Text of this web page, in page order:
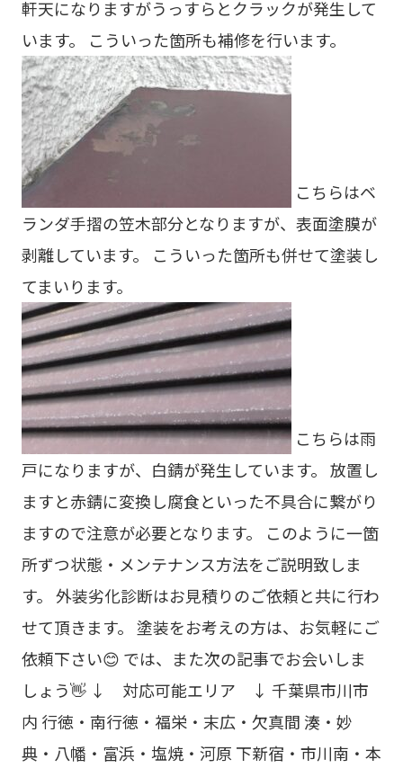
軒天になりますがうっすらとクラックが発生して
います。 こういった箇所も補修を行います。
こちらはベ
ランダ手摺の笠木部分となりますが、表面塗膜が
剥離しています。 こういった箇所も併せて塗装し
てまいります。
こちらは雨
戸になりますが、白錆が発生しています。 放置し
ますと赤錆に変換し腐食といった不具合に繋がり
ますので注意が必要となります。 このように一箇
所ずつ状態・メンテナンス方法をご説明致しま
す。 外装劣化診断はお見積りのご依頼と共に行わ
せて頂きます。 塗装をお考えの方は、お気軽にご
依頼下さい😊 では、また次の記事でお会いしま
しょう👋 ↓ 対応可能エリア ↓ 千葉県市川市
内 行徳・南行徳・福栄・末広・欠真間 湊・妙
典・八幡・富浜・塩焼・河原 下新宿・市川南・本